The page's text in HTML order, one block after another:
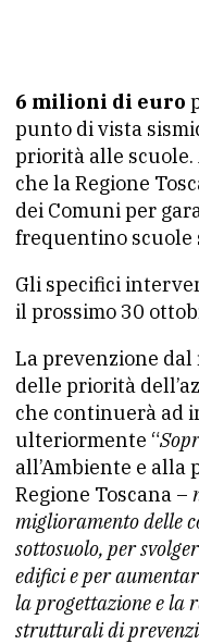
6 milioni di euro
punto di vista
priorità alle scuole.
che la Regione
dei Comuni per
frequentino scuole
Gli specifici
il prossimo 30
La prevenzione
delle priorità
che continuerà ad
ulteriormente “
all’Ambiente e
Regione Toscana –
miglioramento delle
sottosuolo, per
edifici e per
la progettazione e la
strutturali di